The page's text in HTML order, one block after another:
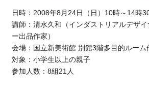
日時：2008年8月24日（日）10時～14時
講師：清水久和（インダストリアルデザ
ー出品作家）
会場：国立新美術館 別館3階多目的ルーム
対象：小学生以上の親子
参加人数：8組21人